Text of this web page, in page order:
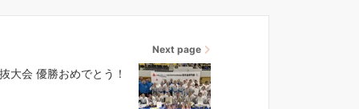
Next page
大会 優勝おめでとう！